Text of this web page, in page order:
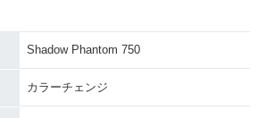
Shadow Phantom 750
カラーチェンジ